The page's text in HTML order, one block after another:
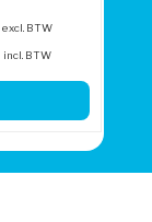
excl. BTW
incl. BTW